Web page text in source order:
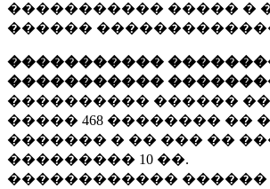
����������� ����� �
������
�����������
�����������
���������� ������
����� 468 �������� ��
������� � �� ��� ��
��������� 10 ��.
������������ ������